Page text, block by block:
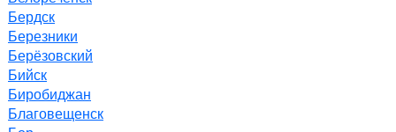
Бердск
Березники
Берёзовский
Бийск
Биробиджан
Благовещенск